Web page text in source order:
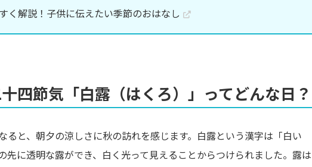
く解説！子供に伝えたい季節のおはなし
十四節気「白露（はくろ）」ってどんな日？
ると、朝夕の涼しさに秋の訪れを感じます。白露という漢字は「白い
先に透明な露ができ、白く光って見えることからつけられました。露は